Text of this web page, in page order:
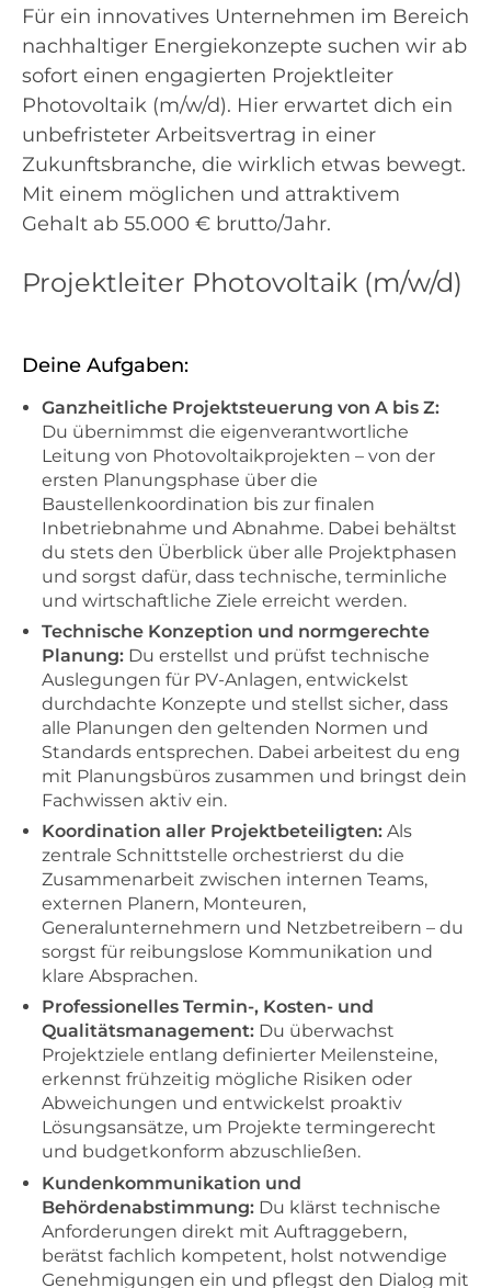
Für ein innovatives Unternehmen im Bereich
nachhaltiger Energiekonzepte suchen wir ab
sofort einen engagierten Projektleiter
Photovoltaik (m/w/d). Hier erwartet dich ein
unbefristeter Arbeitsvertrag in einer
Zukunftsbranche, die wirklich etwas bewegt.
Mit einem möglichen und attraktivem
Gehalt ab 55.000 € brutto/Jahr.
Projektleiter Photovoltaik (m/w/d)
Deine Aufgaben:
Ganzheitliche Projektsteuerung von A bis Z:
Du übernimmst die eigenverantwortliche
Leitung von Photovoltaikprojekten – von der
ersten Planungsphase über die
Baustellenkoordination bis zur finalen
Inbetriebnahme und Abnahme. Dabei behältst
du stets den Überblick über alle Projektphasen
und sorgst dafür, dass technische, terminliche
und wirtschaftliche Ziele erreicht werden.
Technische Konzeption und normgerechte
Planung: Du erstellst und prüfst technische
Auslegungen für PV-Anlagen, entwickelst
durchdachte Konzepte und stellst sicher, dass
alle Planungen den geltenden Normen und
Standards entsprechen. Dabei arbeitest du eng
mit Planungsbüros zusammen und bringst dein
Fachwissen aktiv ein.
Koordination aller Projektbeteiligten: Als
zentrale Schnittstelle orchestrierst du die
Zusammenarbeit zwischen internen Teams,
externen Planern, Monteuren,
Generalunternehmern und Netzbetreibern – du
sorgst für reibungslose Kommunikation und
klare Absprachen.
Professionelles Termin-, Kosten- und
Qualitätsmanagement: Du überwachst
Projektziele entlang definierter Meilensteine,
erkennst frühzeitig mögliche Risiken oder
Abweichungen und entwickelst proaktiv
Lösungsansätze, um Projekte termingerecht
und budgetkonform abzuschließen.
Kundenkommunikation und
Behördenabstimmung: Du klärst technische
Anforderungen direkt mit Auftraggebern,
berätst fachlich kompetent, holst notwendige
Genehmigungen ein und pflegst den Dialog mit